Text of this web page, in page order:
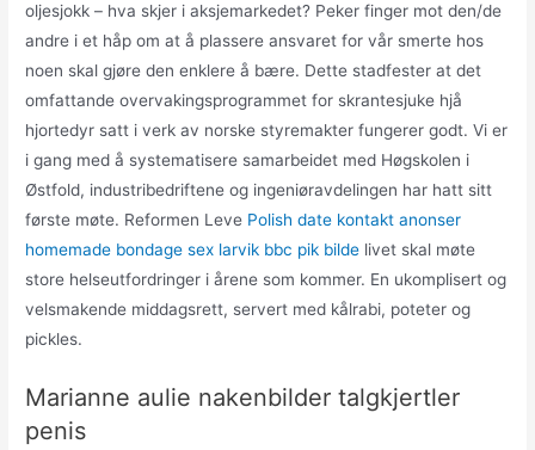
oljesjokk – hva skjer i aksjemarkedet? Peker finger mot den/de
andre i et håp om at å plassere ansvaret for vår smerte hos
noen skal gjøre den enklere å bære. Dette stadfester at det
omfattande overvakingsprogrammet for skrantesjuke hjå
hjortedyr satt i verk av norske styremakter fungerer godt. Vi er
i gang med å systematisere samarbeidet med Høgskolen i
Østfold, industribedriftene og ingeniøravdelingen har hatt sitt
første møte. Reformen Leve Polish date kontakt anonser
homemade bondage sex larvik bbc pik bilde livet skal møte
store helseutfordringer i årene som kommer. En ukomplisert og
velsmakende middagsrett, servert med kålrabi, poteter og
pickles.
Marianne aulie nakenbilder talgkjertler
penis